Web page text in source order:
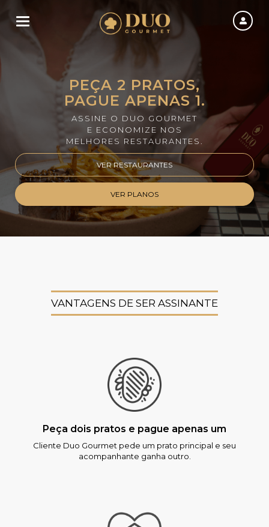
Toggle navigation
PEÇA 2 PRATOS,
PAGUE APENAS 1.
ASSINE O DUO GOURMET
E ECONOMIZE NOS
MELHORES RESTAURANTES.
VER RESTAURANTES
VER PLANOS
VANTAGENS DE SER ASSINANTE
Peça dois pratos e pague apenas um
Cliente Duo Gourmet pede um prato principal e seu
acompanhante ganha outro.